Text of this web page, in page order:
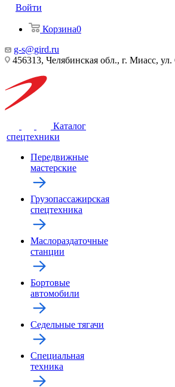
Войти
Корзина0
g-s@gird.ru
456313, Челябинская обл., г. Миасс, ул.
Каталог
спецтехники
Передвижные
мастерские
Грузопассажирская
спецтехника
Маслораздаточные
станции
Бортовые
автомобили
Седельные тягачи
Специальная
техника